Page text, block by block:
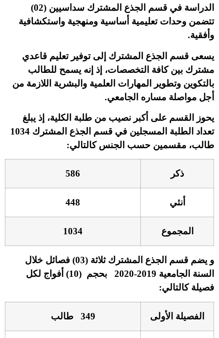
الدراسة في قسم الجذع المشترك سداسيين (02)
تتضمن وحدات تعليمية أساسية ومنهجية واستكشافية
وأفقية.
يسعى قسم الجذع المشترك إلى توفير تعليم قاعدي
مشترك بين كافة التخصصات، إذ إنه يسمح للطالب
بالتكوين وتطوير المهارات العلمية والبشرية اللازمة من
أجل مواصلة مساره الجامعي.
يحوز القسم على أكبر نصيب من طلبة الكلية، إذ يبلغ
تعداد الطلبة المسجلين في قسم الجذع المشترك 1034
طالب، مقسمين حسب الجنس كالتالي:
ذكر 586
أنثي 448
المجموع 1034
و يضم قسم الجذع المشترك ثلاثة (03) فصائل خلال
السنة الجامعية 2019-2020 بحجم (10) أفواج لكل
فصيلة كالتالي:
الفصيلة الأولى 349 طالب